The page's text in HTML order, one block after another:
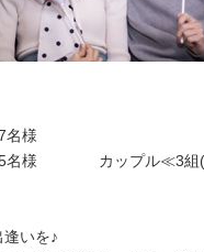
様
様 カップル≪3組
いを♪